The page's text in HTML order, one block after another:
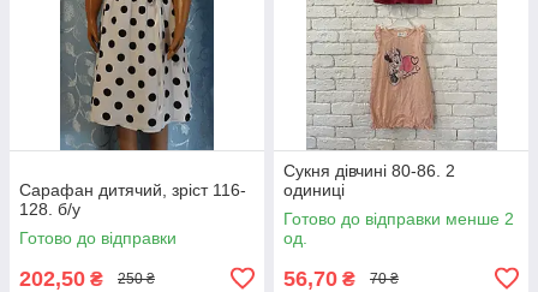
Сарафан дитячий, зріст 116-
128. б/у
Готово до відправки
202,50 ₴ 250 ₴
Сукня дівчині 80-86. 2
одиниці
Готово до відправки менше 2
од.
56,70 ₴ 70 ₴